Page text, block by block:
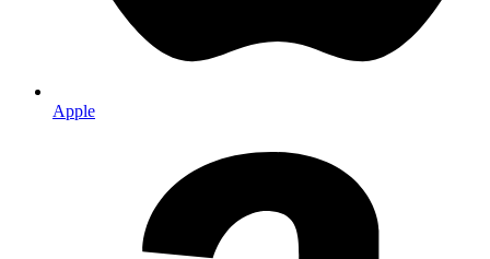
Apple